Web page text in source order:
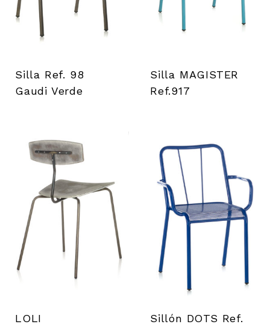
nSilla Ref. 98
Gaudi Verde
Silla MAGISTER
Ref.917
LOLI
Sillón DOTS Ref.